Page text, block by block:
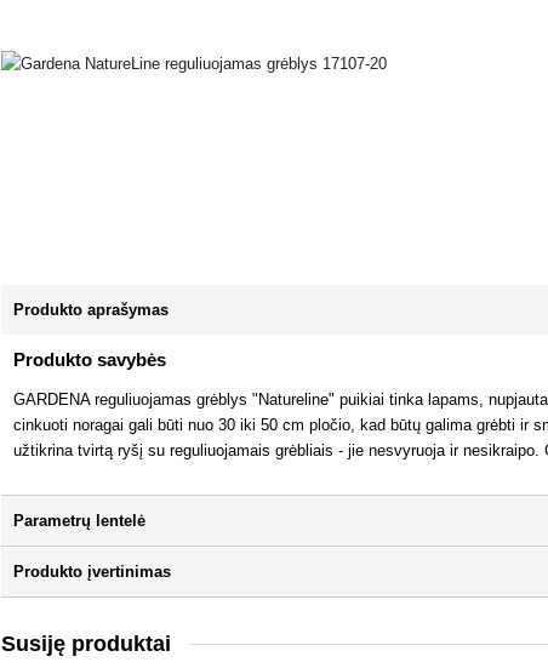
Produkto aprašymas
Produkto savybės
GARDENA reguliuojamas grėblys "Natureline" puikiai tinka lapams,
cinkuoti noragai gali būti nuo 30 iki 50 cm pločio, kad būtų galima grėbti ir
užtikrina tvirtą ryšį su reguliuojamais grėbliais - jie nesvyruoja ir
Parametrų lentelė
Produkto įvertinimas
Susiję produktai